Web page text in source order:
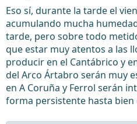
Eso sí, durante la tarde el
acumulando mucha
tarde, pero sobre todo
que estar muy atentos a las
producir en el Cantábrico y
del Arco Ártabro serán muy
en A Coruña y Ferrol serán
forma persistente hasta